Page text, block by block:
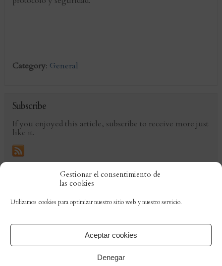
Gestionar el consentimiento de
las cookies
Utilizamos cookies para optimizar nuestro sitio web y nuestro servicio.
Aceptar cookies
Denegar
Category: General
Subscribe
If you enjoyed this article, subscribe to receive more just
like it.
Comments are closed.
Presentación
por nuestro Gran Maestre
Orden de Caballeros de San Clemente y San Fernando